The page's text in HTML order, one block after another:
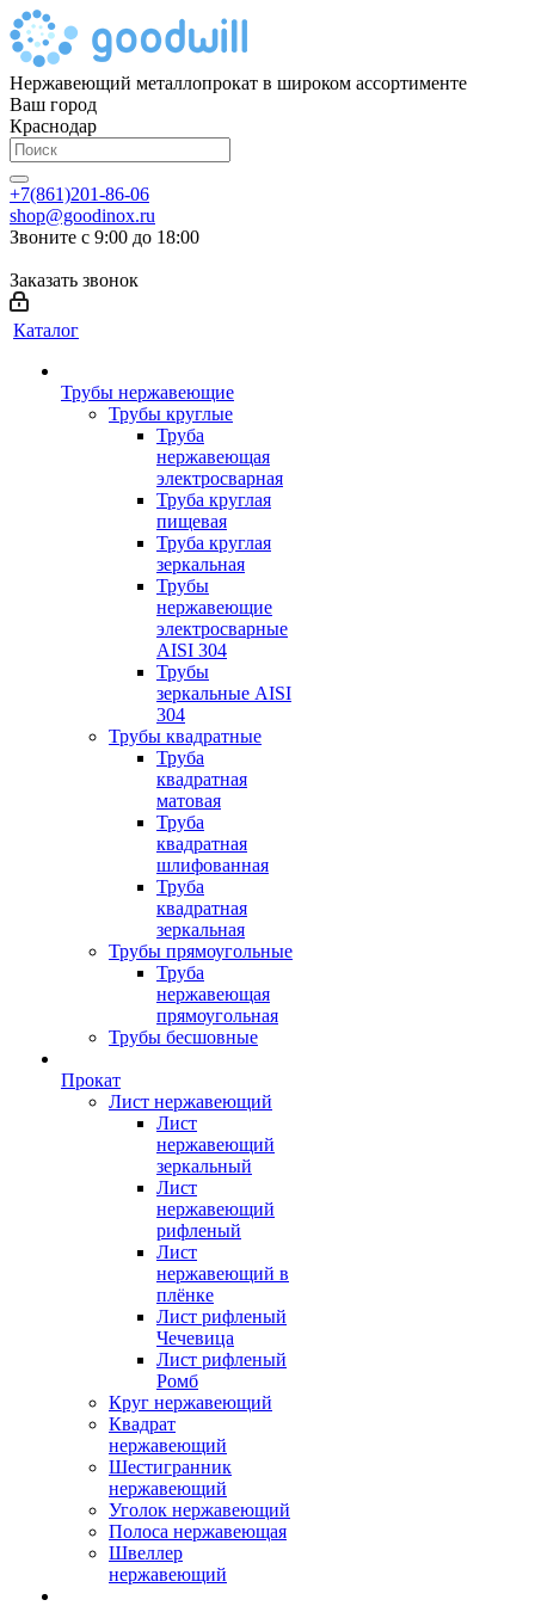
Нержавеющий металлопрокат в широком ассортименте
Ваш город
Краснодар
+7(861)201-86-06
shop@goodinox.ru
Звоните с 9:00 до 18:00
Заказать звонок
Каталог
Трубы нержавеющие
Трубы круглые
Труба
нержавеющая
электросварная
Труба круглая
пищевая
Труба круглая
зеркальная
Трубы
нержавеющие
электросварные
AISI 304
Трубы
зеркальные AISI
304
Трубы квадратные
Труба
квадратная
матовая
Труба
квадратная
шлифованная
Труба
квадратная
зеркальная
Трубы прямоугольные
Труба
нержавеющая
прямоугольная
Трубы бесшовные
Прокат
Лист нержавеющий
Лист
нержавеющий
зеркальный
Лист
нержавеющий
рифленый
Лист
нержавеющий в
плёнке
Лист рифленый
Чечевица
Лист рифленый
Ромб
Круг нержавеющий
Квадрат
нержавеющий
Шестигранник
нержавеющий
Уголок нержавеющий
Полоса нержавеющая
Швеллер
нержавеющий